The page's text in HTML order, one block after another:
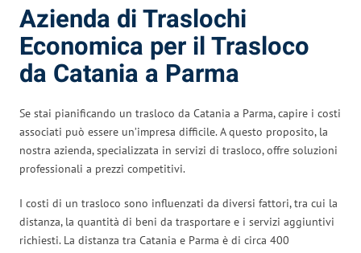
Azienda di Traslochi
Economica per il Trasloco
da Catania a Parma
Se stai pianificando un trasloco da Catania a Parma, capire i costi
associati può essere un’impresa difficile. A questo proposito, la
nostra azienda, specializzata in servizi di trasloco, offre soluzioni
professionali a prezzi competitivi.
I costi di un trasloco sono influenzati da diversi fattori, tra cui la
distanza, la quantità di beni da trasportare e i servizi aggiuntivi
richiesti. La distanza tra Catania e Parma è di circa 400